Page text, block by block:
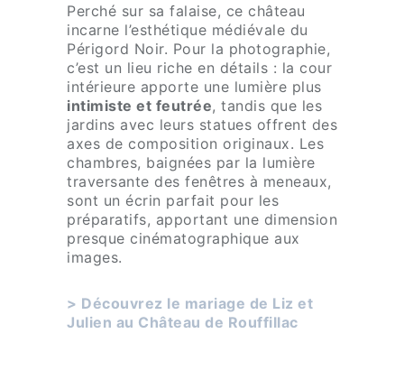
*
Perché sur sa falaise, ce château
incarne l’esthétique médiévale du
Périgord Noir. Pour la photographie,
c’est un lieu riche en détails : la cour
intérieure apporte une lumière plus
intimiste et feutrée, tandis que les
jardins avec leurs statues offrent des
axes de composition originaux. Les
chambres, baignées par la lumière
traversante des fenêtres à meneaux,
sont un écrin parfait pour les
préparatifs, apportant une dimension
presque cinématographique aux
images.
> Découvrez le mariage de Liz et
Julien au Château de Rouffillac